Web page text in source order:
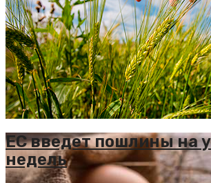
ЕС введет пошлины на
недель